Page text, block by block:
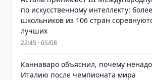
по искусственному интеллекту:
школьников из 106 стран
лучших
22:45 · 05/08
Каннаваро объяснил, почему
Италию после чемпионата мира